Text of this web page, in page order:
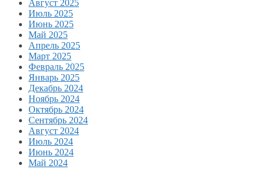
Август 2025
Июль 2025
Июнь 2025
Май 2025
Апрель 2025
Март 2025
Февраль 2025
Январь 2025
Декабрь 2024
Ноябрь 2024
Октябрь 2024
Сентябрь 2024
Август 2024
Июль 2024
Июнь 2024
Май 2024